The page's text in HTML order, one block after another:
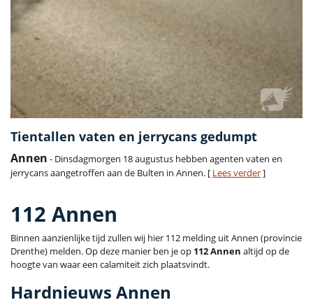
Tientallen vaten en jerrycans gedumpt
Annen - Dinsdagmorgen 18 augustus hebben agenten vaten en
jerrycans aangetroffen aan de Bulten in Annen. [ Lees verder]
112 Annen
Binnen aanzienlijke tijd zullen wij hier 112 melding uit Annen (provincie
Drenthe) melden. Op deze manier ben je op 112 Annen altijd op de
hoogte van waar een calamiteit zich plaatsvindt.
Hardnieuws Annen